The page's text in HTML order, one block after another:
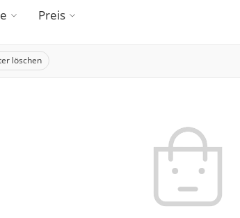
Preis
löschen